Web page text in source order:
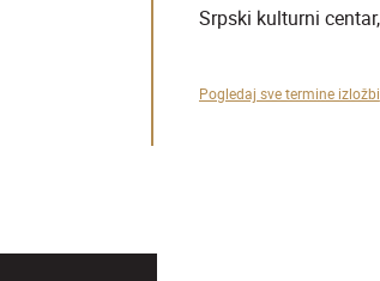
April - oktobar 2026.
Pogledaj sve termine izložbi